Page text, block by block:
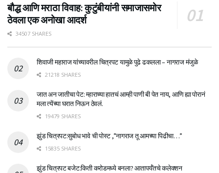
बौद्ध आणि मराठा विवाह: कुटुंबीयांनी समाजासमोर
ठेवला एक अनोखा आदर्श
34507 SHARES
शिवाजी महाराज यांच्यावरील चित्रपट यामुळे पुढे ढकलला – नागराज मंजुळे
21218 SHARES
जात अन जातीचा पेट: म्हाराच्या हातचं आम्ही पाणी बी पेत नाय, आणि ह्या पोरानं
मला त्येंच्या घरात निऊन ठेवलं.
19479 SHARES
झुंड चित्रपट:सुबोध भावे ची पोस्ट ,”नागराज तू आमच्या पिढीचा…”
15835 SHARES
झुंड चित्रपट बजेट:किती करोडमध्ये बनला? आतापर्यँतचे कलेक्शन